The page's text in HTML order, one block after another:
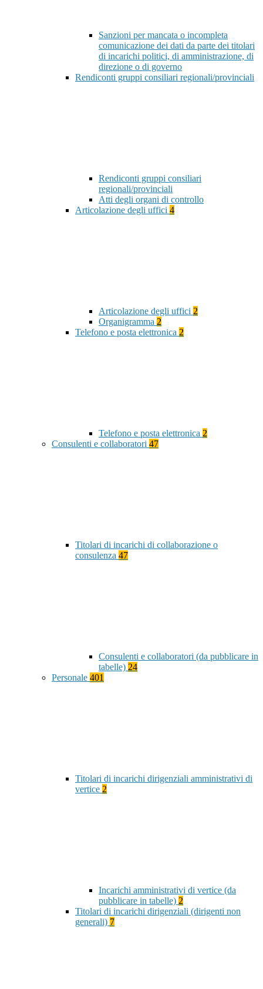
Sanzioni per mancata o incompleta
comunicazione dei dati da parte dei titolari
di incarichi politici, di amministrazione, di
direzione o di governo
Rendiconti gruppi consiliari regionali/provinciali
Rendiconti gruppi consiliari
regionali/provinciali
Atti degli organi di controllo
Articolazione degli uffici 4
Articolazione degli uffici 2
Organigramma 2
Telefono e posta elettronica 2
Telefono e posta elettronica 2
Consulenti e collaboratori 47
Titolari di incarichi di collaborazione o
consulenza 47
Consulenti e collaboratori (da pubblicare in
tabelle) 24
Personale 401
Titolari di incarichi dirigenziali amministrativi di
vertice 2
Incarichi amministrativi di vertice (da
pubblicare in tabelle) 2
Titolari di incarichi dirigenziali (dirigenti non
generali) 7